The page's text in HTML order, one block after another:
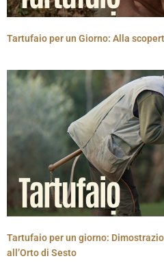
Tartufaio per un Giorno: Alla
Tartufaio per un giorno:
all’Orto di Sesto